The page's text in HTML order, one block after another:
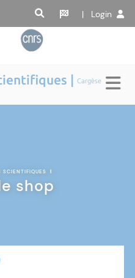
| Login
|Cargèse
SCIENTIFIQUES |
shop